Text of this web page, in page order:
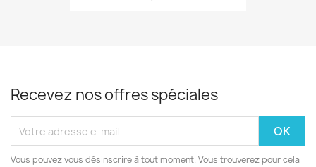
Recevez nos offres spéciales
Vous pouvez vous désinscrire à tout moment. Vous trouverez pour cela